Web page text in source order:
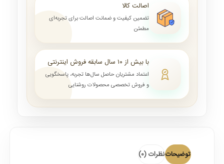
اصالت کالا
تضمین کیفیت و ضمانت اصالت برای تجربه‌ای
مطمئن
با بیش از ۱۰ سال سابقه فروش اینترنتی
اعتماد مشتریان حاصل سال‌ها تجربه، پاسخگویی
و فروش تخصصی محصولات روشنایی
توضیحاتنظرات (0)